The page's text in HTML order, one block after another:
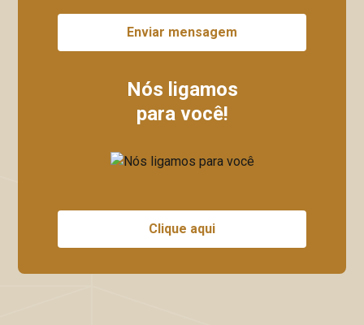
Enviar mensagem
Nós ligamos
para você!
Clique aqui